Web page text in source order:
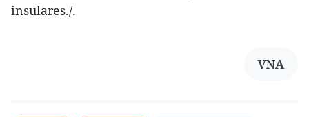
insulares./.
VNA